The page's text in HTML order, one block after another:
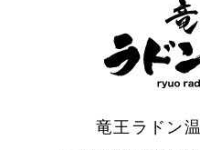
竜王ラドン